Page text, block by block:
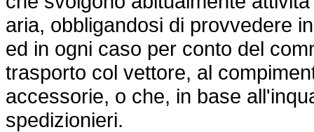
aria, obbligandosi di provvedere
ed in ogni caso per conto del
trasporto col vettore, al
accessorie, o che, in base
spedizionieri.